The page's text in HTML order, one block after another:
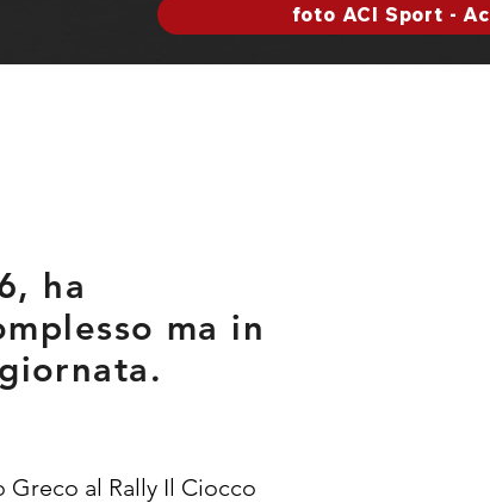
ha
ma in
al Rally Il Ciocco
foto ACI Sport -